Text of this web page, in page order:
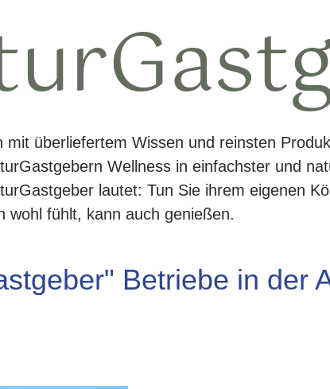
mit überliefertem Wissen und reinsten
Wellness in einfachster und
lautet: Tun Sie ihrem eigenen
wohl fühlt, kann auch genießen.
Betriebe in der